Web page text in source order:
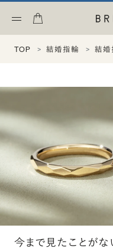
TOP 結婚指輪 結婚
今まで見たことが